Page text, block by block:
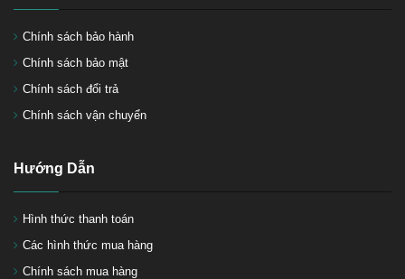
Chính sách bảo hành
Chính sách bảo mật
Chính sách đổi trả
Chính sách vận chuyển
Hướng Dẫn
Hình thức thanh toán
Các hình thức mua hàng
Chính sách mua hàng